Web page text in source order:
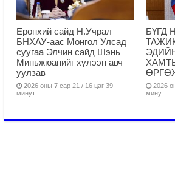
Ерөнхий сайд Н.Учрал
БНХАУ-аас Монгол Улсад
суугаа Элчин сайд Шэнь
Миньжюанийг хүлээн авч
уулзав
2026 оны 7 сар 21 / 16 цаг 39
минут
БҮГД
2026
минут